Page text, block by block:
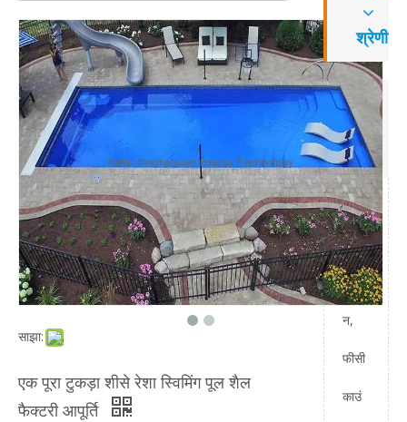
साझा:
एक पूरा टुकड़ा शीसे रेशा स्विमिंग पूल शैल
फैक्टरी आपूर्ति
श्रेणी
संपर्क
करें
जोड़ें:
यान
डिया
न,
फीसी
काउं